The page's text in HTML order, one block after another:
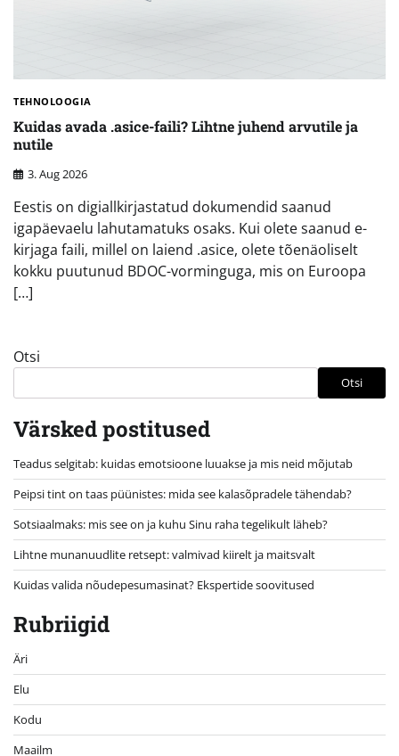
TEHNOLOOGIA
Kuidas avada .asice-faili? Lihtne juhend arvutile ja
nutile
3. Aug 2026
Eestis on digiallkirjastatud dokumendid saanud
igapäevaelu lahutamatuks osaks. Kui olete saanud e-
kirjaga faili, millel on laiend .asice, olete tõenäoliselt
kokku puutunud BDOC-vorminguga, mis on Euroopa
[…]
Otsi
Otsi
Värsked postitused
Teadus selgitab: kuidas emotsioone luuakse ja mis neid mõjutab
Peipsi tint on taas püünistes: mida see kalasõpradele tähendab?
Sotsiaalmaks: mis see on ja kuhu Sinu raha tegelikult läheb?
Lihtne munanuudlite retsept: valmivad kiirelt ja maitsvalt
Kuidas valida nõudepesumasinat? Ekspertide soovitused
Rubriigid
Äri
Elu
Kodu
Maailm